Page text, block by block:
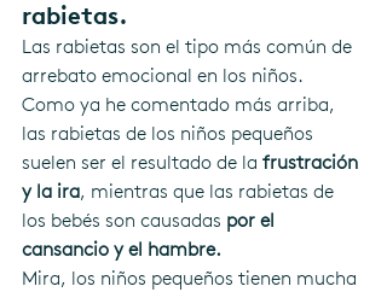
rabietas.
Las rabietas son el tipo más común de
arrebato emocional en los niños.
Como ya he comentado más arriba,
las rabietas de los niños pequeños
suelen ser el resultado de la frustración
y la ira, mientras que las rabietas de
los bebés son causadas por el
cansancio y el hambre.
Mira, los niños pequeños tienen mucha